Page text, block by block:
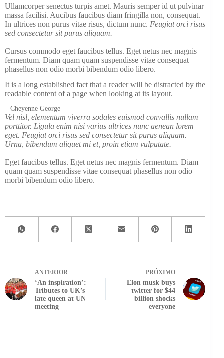
Ullamcorper senectus turpis amet. Mauris semper id ut pulvinar
massa facilisi. Aucibus faucibus diam fringilla non, consequat.
In ultrices non purus vitae risus, dictum nunc. Feugiat orci risus
sed consectetur sit purus aliquam.
Cursus commodo eget faucibus tellus. Eget netus nec magnis
fermentum. Diam quam quam suspendisse vitae consequat
phasellus non odio morbi bibendum odio libero.
It is a long established fact that a reader will be distracted by the
readable content of a page when looking at its layout.
– Cheyenne George
Vel nisl, elementum viverra sodales euismod convallis nullam
porttitor. Ligula enim nisi varius ultrices nunc aenean lorem
eget. Feugiat orci risus sed consectetur sit purus aliquam.
Urna, bibendum aliquet mi et, proin etiam vulputate.
Eget faucibus tellus. Eget netus nec magnis fermentum. Diam
quam quam suspendisse vitae consequat phasellus non odio
morbi bibendum odio libero.
ANTERIOR
‘An inspiration’:
Tributes to UK’s
late queen at UN
meeting
PRÓXIMO
Elon musk buys
twitter for $44
billion shocks
everyone